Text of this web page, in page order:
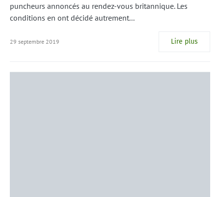
puncheurs annoncés au rendez-vous britannique. Les
conditions en ont décidé autrement...
29 septembre 2019 Lire plus